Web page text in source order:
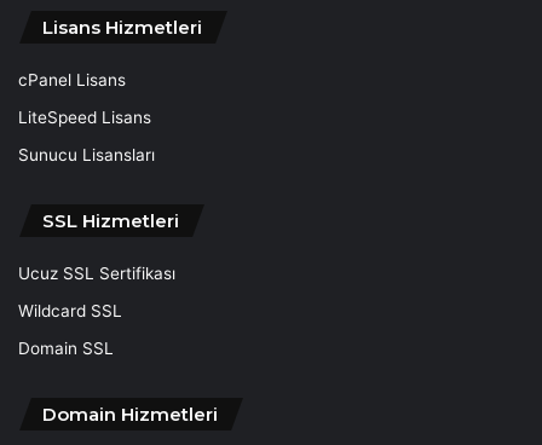
Lisans Hizmetleri
cPanel Lisans
LiteSpeed Lisans
Sunucu Lisansları
SSL Hizmetleri
Ucuz SSL Sertifikası
Wildcard SSL
Domain SSL
Domain Hizmetleri